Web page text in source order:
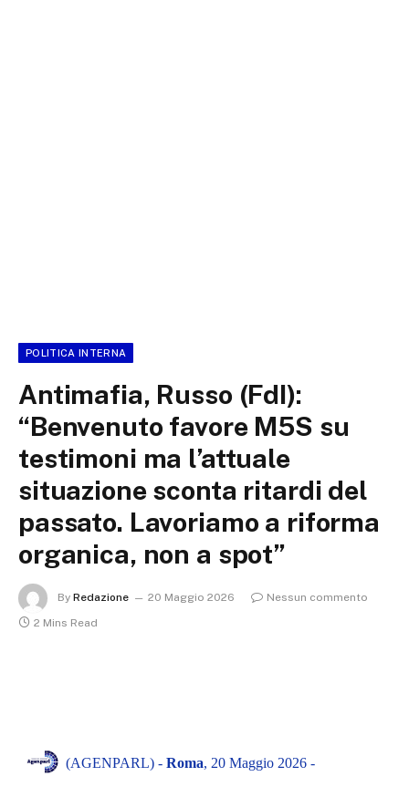
POLITICA INTERNA
Antimafia, Russo (FdI):
“Benvenuto favore M5S su
testimoni ma l’attuale
situazione sconta ritardi del
passato. Lavoriamo a riforma
organica, non a spot”
By Redazione 20 Maggio 2026
Nessun commento
2 Mins Read
(AGENPARL) - Roma, 20 Maggio 2026 -